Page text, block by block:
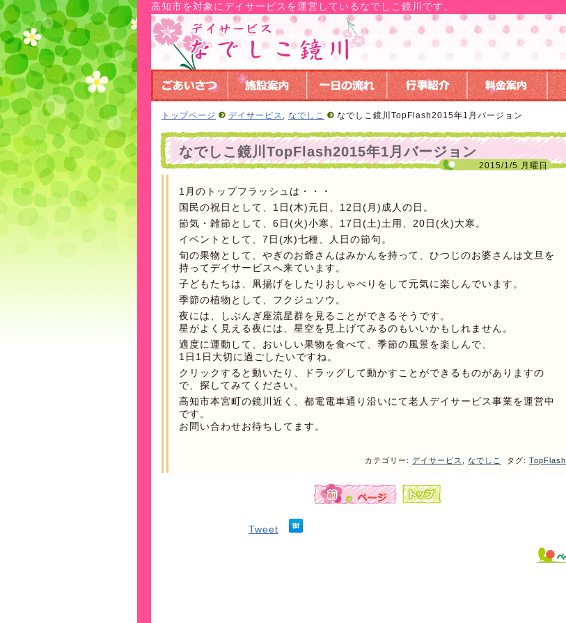
高知市を対象にデイサービスを運営しているなでしこ鏡川です。
トップページ デイサービス , なでしこ なでしこ鏡川TopFlash2015年1月バージョン
なでしこ鏡川TopFlash2015年1月バージョン
2015/1/5 月曜日
1月のトップフラッシュは・・・
国民の祝日として、1日(木)元日、12日(月)成人の日。
節気・雑節として、6日(火)小寒、17日(土)土用、20日(火)大寒。
イベントとして、7日(水)七種、人日の節句。
旬の果物として、やぎのお爺さんはみかんを持って、ひつじのお婆さんは文旦を
持ってデイサービスへ来ています。
子どもたちは、凧揚げをしたりおしゃべりをして元気に楽しんでいます。
季節の植物として、フクジュソウ。
夜には、しぶんぎ座流星群を見ることができるそうです。
星がよく見える夜には、星空を見上げてみるのもいいかもしれません。
適度に運動して、おいしい果物を食べて、季節の風景を楽しんで、
1日1日大切に過ごしたいですね。
クリックすると動いたり、ドラッグして動かすことができるものがありますの
で、探してみてください。
高知市本宮町の鏡川近く、都電電車通り沿いにて老人デイサービス事業を運営中
です。
お問い合わせお待ちしてます。
カテゴリー: デイサービス なでしこ タグ: TopFlash
Tweet